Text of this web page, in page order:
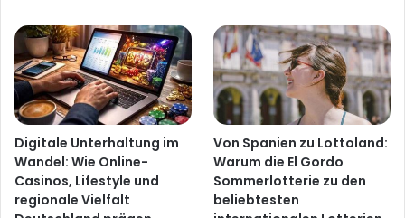
Digitale Unterhaltung im
Wandel: Wie Online-
Casinos, Lifestyle und
regionale Vielfalt
Von Spanien zu Lottoland:
Warum die El Gordo
Sommerlotterie zu den
beliebtesten